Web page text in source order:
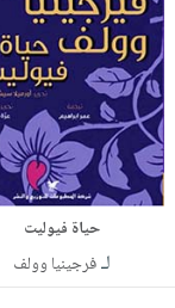
حياة فيوليت
لـفرجينيا وولف